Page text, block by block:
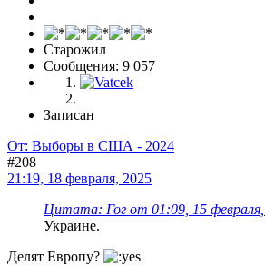
Старожил
Сообщения: 9 057
Записан
От: Выборы в США - 2024
#208
21:19, 18 февраля, 2025
Цитата: Гог от 01:09, 15
Украине.
Делят Европу?